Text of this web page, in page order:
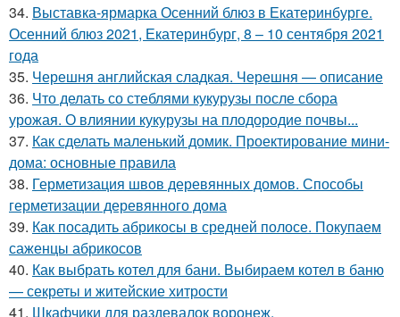
34. Выставка-ярмарка Осенний блюз в Екатеринбурге.
Осенний блюз 2021, Екатеринбург, 8 – 10 сентября 2021
года
35. Черешня английская сладкая. Черешня — описание
36. Что делать со стеблями кукурузы после сбора
урожая. О влиянии кукурузы на плодородие почвы...
37. Как сделать маленький домик. Проектирование мини-
дома: основные правила
38. Герметизация швов деревянных домов. Способы
герметизации деревянного дома
39. Как посадить абрикосы в средней полосе. Покупаем
саженцы абрикосов
40. Как выбрать котел для бани. Выбираем котел в баню
— секреты и житейские хитрости
41. Шкафчики для раздевалок воронеж.